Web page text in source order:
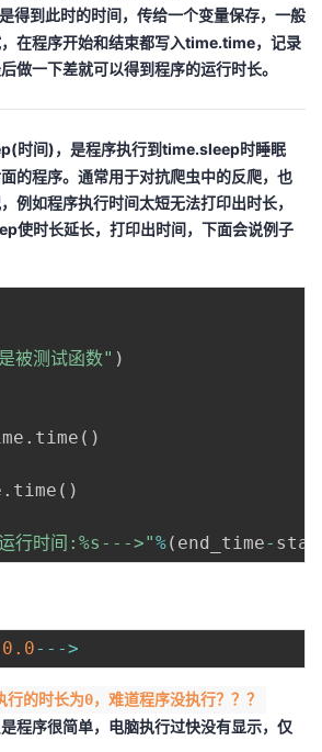
得到此时的时间，传给一个变量保存，一般
在程序开始和结束都写入time.time，记录
做一下差就可以得到程序的运行时长。
时间)，是程序执行到time.sleep时睡眠
面的程序。通常用于对抗爬虫中的反爬，也
例如程序执行时间太短无法打印出时长，
使时长延长，打印出时间，下面会说例子
被测试函数" )
. time ( )
. time ( )
行时间:%s--->"%( end_time-
0.0- - ->
的时长为0，难道程序没执行？？？
程序很简单，电脑执行过快没有显示，仅